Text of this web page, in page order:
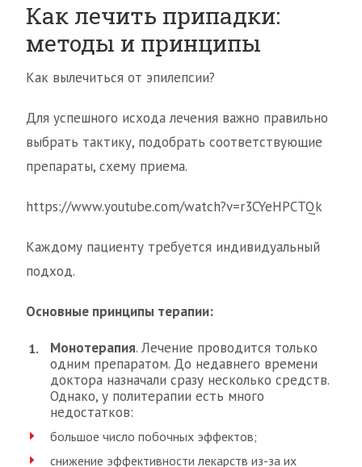
Как лечить припадки:
методы и принципы
Как вылечиться от эпилепсии?
Для успешного исхода лечения важно правильно
выбрать тактику, подобрать соответствующие
препараты, схему приема.
https://www.youtube.com/watch?v=r3CYeHPCTQk
Каждому пациенту требуется индивидуальный
подход.
Основные принципы терапии:
Монотерапия. Лечение проводится только
одним препаратом. До недавнего времени
доктора назначали сразу несколько средств.
Однако, у политерапии есть много
недостатков:
большое число побочных эффектов;
снижение эффективности лекарств из-за их